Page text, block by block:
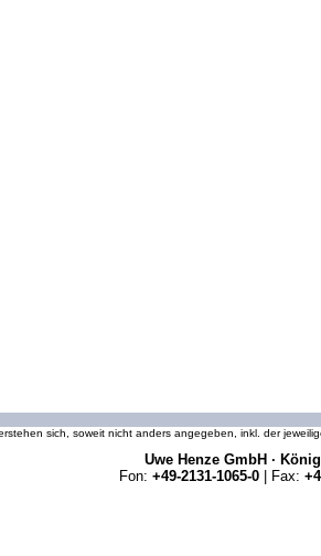
sich, soweit nicht anders angegeben, inkl. der
Uwe Henze GmbH ·
Fon: +49-2131-1065-0 | Fax: